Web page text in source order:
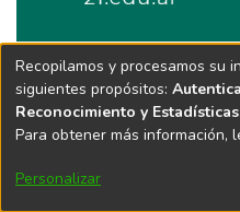
Recopilamos y procesamos su
siguientes propósitos:
Reconocimiento y Estadísticas
Para obtener más información,
Personalizar